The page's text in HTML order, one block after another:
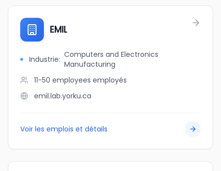
EMIL
Industrie: Computers and Electronics
Manufacturing
11-50 employees employés
emil.lab.yorku.ca
Voir les emplois et détails